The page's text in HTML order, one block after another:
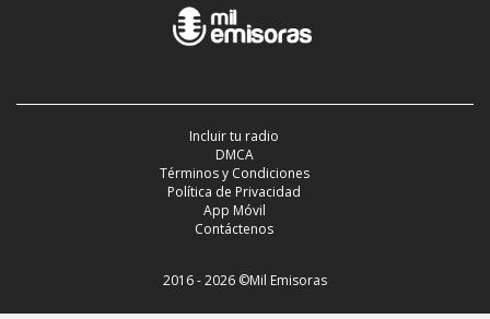
Incluir tu radio
DMCA
Términos y Condiciones
Política de Privacidad
App Móvil
Contáctenos
2016 - 2026 ©Mil Emisoras